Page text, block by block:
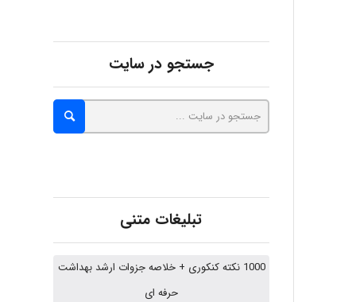
vali
HaddadiMahsa
جستجو در سایت
تبلیغات متنی
1000 نکته کنکوری + خلاصه جزوات ارشد بهداشت
حرفه ای